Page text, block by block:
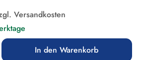
Versandkosten
Gib den gewünschten Wert
In den Warenkorb